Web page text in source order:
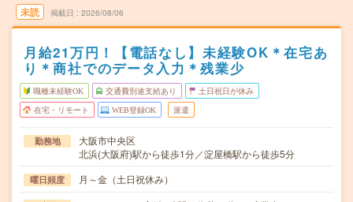
未読 掲載日 2026/08/06
月給21万円！【電話なし】未経験OK＊在宅あ
り＊商社でのデータ入力＊残業少
職種未経験OK 交通費別途支給あり 土日祝日が休み
在宅・リモート WEB登録OK 派遣
勤務地
大阪市中央区
北浜(大阪府)駅から徒歩1分／淀屋橋駅から徒歩5分
曜日頻度 月～金（土日祝休み）